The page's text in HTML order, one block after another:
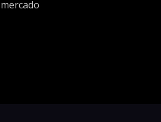
mercado